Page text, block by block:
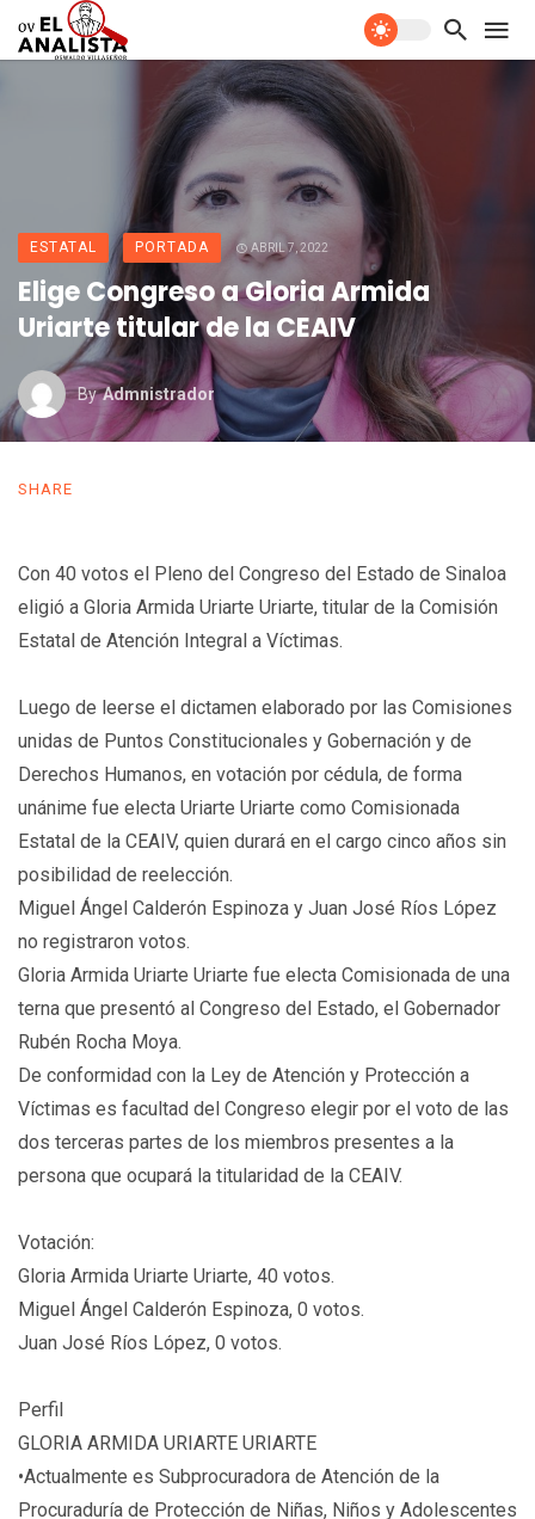
ESTATAL PORTADA ABRIL 7, 2022
Elige Congreso a Gloria Armida
Uriarte titular de la CEAIV
By Admnistrador
SHARE
Con 40 votos el Pleno del Congreso del Estado de Sinaloa
eligió a Gloria Armida Uriarte Uriarte, titular de la Comisión
Estatal de Atención Integral a Víctimas.
Luego de leerse el dictamen elaborado por las Comisiones
unidas de Puntos Constitucionales y Gobernación y de
Derechos Humanos, en votación por cédula, de forma
unánime fue electa Uriarte Uriarte como Comisionada
Estatal de la CEAIV, quien durará en el cargo cinco años sin
posibilidad de reelección.
Miguel Ángel Calderón Espinoza y Juan José Ríos López
no registraron votos.
Gloria Armida Uriarte Uriarte fue electa Comisionada de una
terna que presentó al Congreso del Estado, el Gobernador
Rubén Rocha Moya.
De conformidad con la Ley de Atención y Protección a
Víctimas es facultad del Congreso elegir por el voto de las
dos terceras partes de los miembros presentes a la
persona que ocupará la titularidad de la CEAIV.
Votación:
Gloria Armida Uriarte Uriarte, 40 votos.
Miguel Ángel Calderón Espinoza, 0 votos.
Juan José Ríos López, 0 votos.
Perfil
GLORIA ARMIDA URIARTE URIARTE
•Actualmente es Subprocuradora de Atención de la
Procuraduría de Protección de Niñas, Niños y Adolescentes